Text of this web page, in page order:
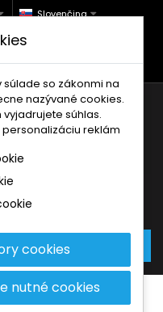
Slovenčina
9-12 a 13-17)
so zákonmi na
nazývané cookies.
súhlas.
reklám
cookies
nutné cookies